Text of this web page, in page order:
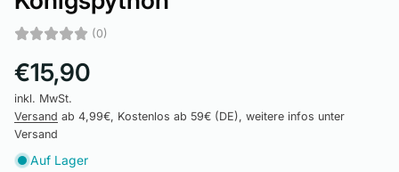
(0)
€15,90
inkl. MwSt.
Versand ab 4,99€, Kostenlos ab 59€ (DE), weitere infos unter
Versand
Auf Lager